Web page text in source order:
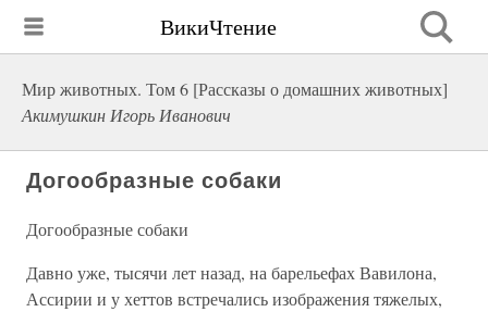
ВикиЧтение
Мир животных. Том 6 [Рассказы о домашних животных]
Акимушкин Игорь Иванович
Догообразные собаки
Догообразные собаки
Давно уже, тысячи лет назад, на барельефах Вавилона,
Ассирии и у хеттов встречались изображения тяжелых,